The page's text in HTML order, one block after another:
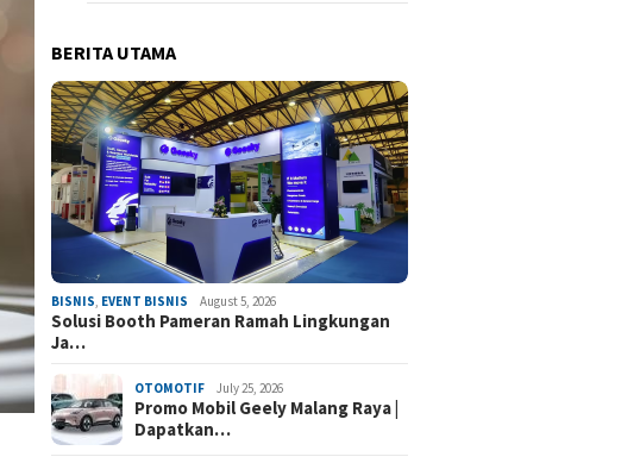
BERITA UTAMA
BISNIS EVENT BISNIS August 5, 2026
Solusi Booth Pameran Ramah Lingkungan
Ja…
OTOMOTIF July 25, 2026
Promo Mobil Geely Malang Raya |
Dapatkan…